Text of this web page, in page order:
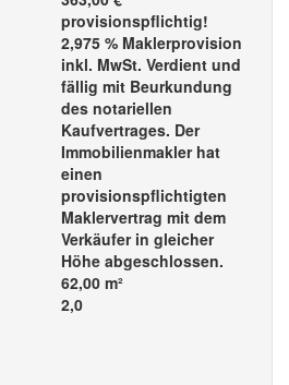
provisionspflichtig!
2,975 % Maklerprovision
inkl. MwSt. Verdient und
fällig mit Beurkundung
des notariellen
Kaufvertrages. Der
Immobilienmakler hat
einen
provisionspflichtigten
Maklervertrag mit dem
Verkäufer in gleicher
Höhe abgeschlossen.
62,00 m²
2,0